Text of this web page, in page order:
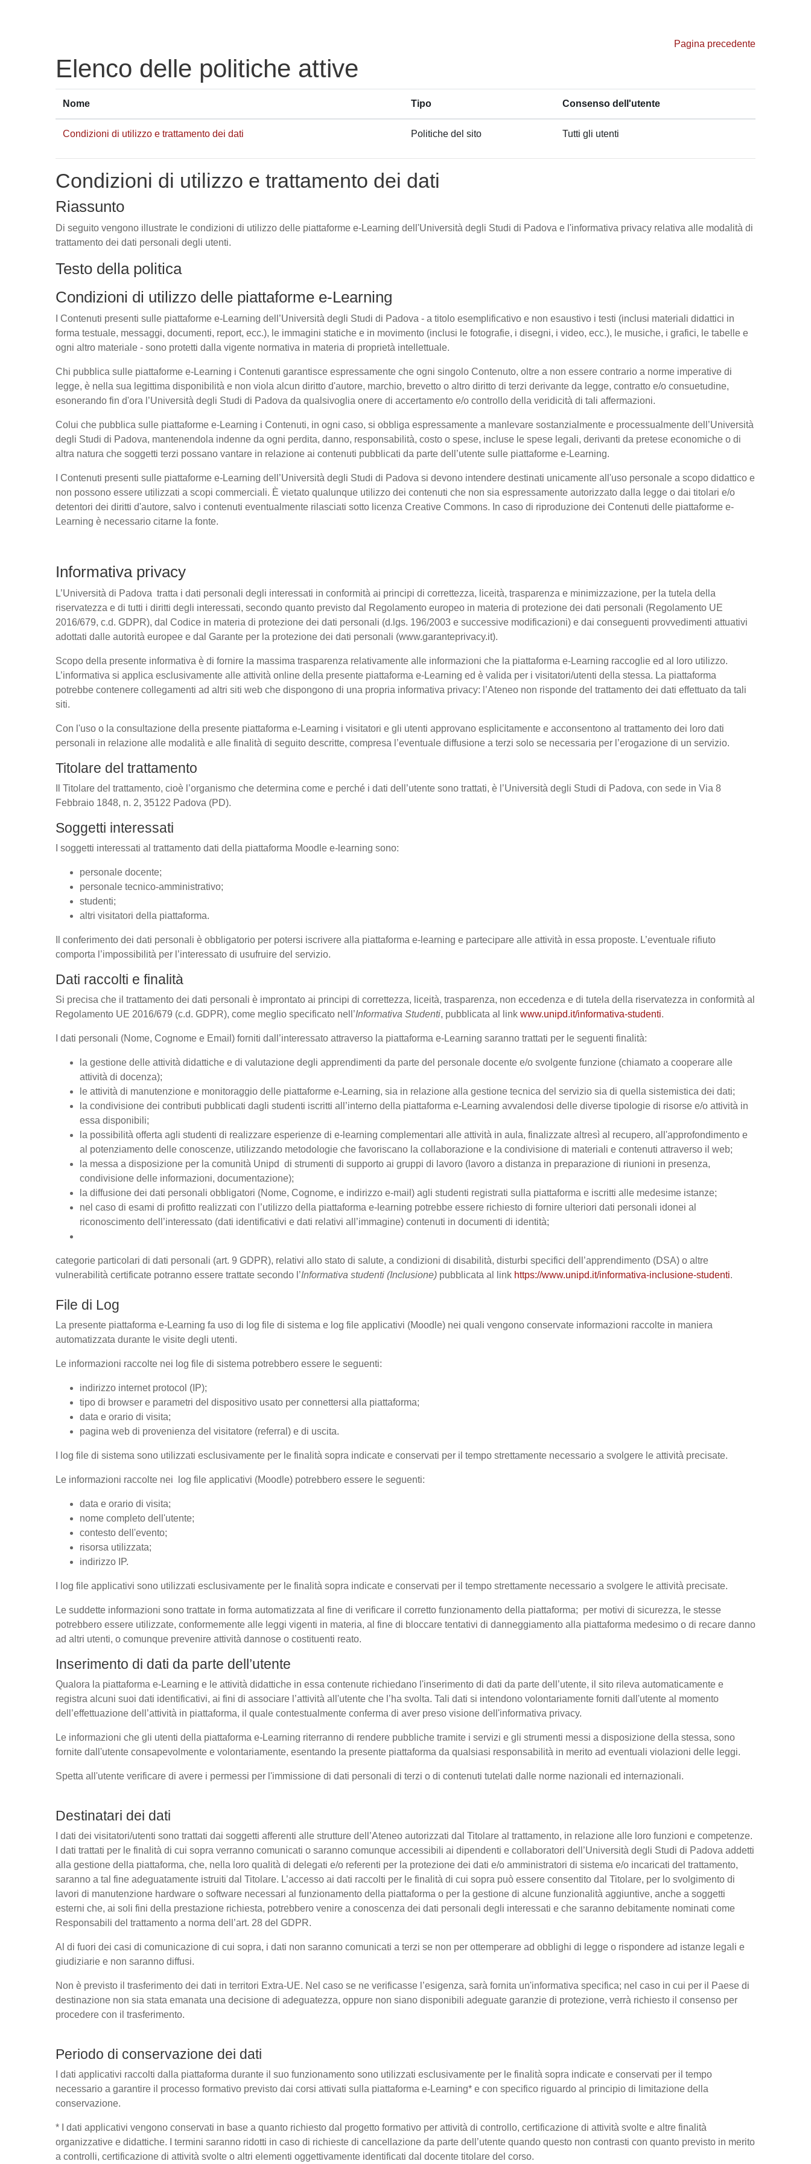
Pagina precedente
Elenco delle politiche attive
Nome Tipo Consenso dell'utente
Condizioni di utilizzo e trattamento dei dati Politiche del sito Tutti gli utenti
Condizioni di utilizzo e trattamento dei dati
Riassunto
Di seguito vengono illustrate le condizioni di utilizzo delle piattaforme e-Learning dell'Università degli Studi di Padova e l'informativa privacy relativa alle modalità di
trattamento dei dati personali degli utenti.
Testo della politica
Condizioni di utilizzo delle piattaforme e-Learning
I Contenuti presenti sulle piattaforme e-Learning dell’Università degli Studi di Padova - a titolo esemplificativo e non esaustivo i testi (inclusi materiali didattici in
forma testuale, messaggi, documenti, report, ecc.), le immagini statiche e in movimento (inclusi le fotografie, i disegni, i video, ecc.), le musiche, i grafici, le tabelle e
ogni altro materiale - sono protetti dalla vigente normativa in materia di proprietà intellettuale.
Chi pubblica sulle piattaforme e-Learning i Contenuti garantisce espressamente che ogni singolo Contenuto, oltre a non essere contrario a norme imperative di
legge, è nella sua legittima disponibilità e non viola alcun diritto d'autore, marchio, brevetto o altro diritto di terzi derivante da legge, contratto e/o consuetudine,
esonerando fin d'ora l’Università degli Studi di Padova da qualsivoglia onere di accertamento e/o controllo della veridicità di tali affermazioni.
Colui che pubblica sulle piattaforme e-Learning i Contenuti, in ogni caso, si obbliga espressamente a manlevare sostanzialmente e processualmente dell’Università
degli Studi di Padova, mantenendola indenne da ogni perdita, danno, responsabilità, costo o spese, incluse le spese legali, derivanti da pretese economiche o di
altra natura che soggetti terzi possano vantare in relazione ai contenuti pubblicati da parte dell’utente sulle piattaforme e-Learning.
I Contenuti presenti sulle piattaforme e-Learning dell’Università degli Studi di Padova si devono intendere destinati unicamente all'uso personale a scopo didattico e
non possono essere utilizzati a scopi commerciali. È vietato qualunque utilizzo dei contenuti che non sia espressamente autorizzato dalla legge o dai titolari e/o
detentori dei diritti d'autore, salvo i contenuti eventualmente rilasciati sotto licenza Creative Commons. In caso di riproduzione dei Contenuti delle piattaforme e-
Learning è necessario citarne la fonte.
Informativa privacy
L’Università di Padova tratta i dati personali degli interessati in conformità ai principi di correttezza, liceità, trasparenza e minimizzazione, per la tutela della
riservatezza e di tutti i diritti degli interessati, secondo quanto previsto dal Regolamento europeo in materia di protezione dei dati personali (Regolamento UE
2016/679, c.d. GDPR), dal Codice in materia di protezione dei dati personali (d.lgs. 196/2003 e successive modificazioni) e dai conseguenti provvedimenti attuativi
adottati dalle autorità europee e dal Garante per la protezione dei dati personali (www.garanteprivacy.it).
Scopo della presente informativa è di fornire la massima trasparenza relativamente alle informazioni che la piattaforma e-Learning raccoglie ed al loro utilizzo.
L’informativa si applica esclusivamente alle attività online della presente piattaforma e-Learning ed è valida per i visitatori/utenti della stessa. La piattaforma
potrebbe contenere collegamenti ad altri siti web che dispongono di una propria informativa privacy: l’Ateneo non risponde del trattamento dei dati effettuato da tali
siti.
Con l'uso o la consultazione della presente piattaforma e-Learning i visitatori e gli utenti approvano esplicitamente e acconsentono al trattamento dei loro dati
personali in relazione alle modalità e alle finalità di seguito descritte, compresa l’eventuale diffusione a terzi solo se necessaria per l’erogazione di un servizio.
Titolare del trattamento
Il Titolare del trattamento, cioè l’organismo che determina come e perché i dati dell’utente sono trattati, è l’Università degli Studi di Padova, con sede in Via 8
Febbraio 1848, n. 2, 35122 Padova (PD).
Soggetti interessati
I soggetti interessati al trattamento dati della piattaforma Moodle e-learning sono:
personale docente;
personale tecnico-amministrativo;
studenti;
altri visitatori della piattaforma.
Il conferimento dei dati personali è obbligatorio per potersi iscrivere alla piattaforma e-learning e partecipare alle attività in essa proposte. L’eventuale rifiuto
comporta l’impossibilità per l’interessato di usufruire del servizio.
Dati raccolti e finalità
Si precisa che il trattamento dei dati personali è improntato ai principi di correttezza, liceità, trasparenza, non eccedenza e di tutela della riservatezza in conformità al
Regolamento UE 2016/679 (c.d. GDPR), come meglio specificato nell’Informativa Studenti, pubblicata al link www.unipd.it/informativa-studenti.
I dati personali (Nome, Cognome e Email) forniti dall’interessato attraverso la piattaforma e-Learning saranno trattati per le seguenti finalità:
la gestione delle attività didattiche e di valutazione degli apprendimenti da parte del personale docente e/o svolgente funzione (chiamato a cooperare alle
attività di docenza);
le attività di manutenzione e monitoraggio delle piattaforme e-Learning, sia in relazione alla gestione tecnica del servizio sia di quella sistemistica dei dati;
la condivisione dei contributi pubblicati dagli studenti iscritti all’interno della piattaforma e-Learning avvalendosi delle diverse tipologie di risorse e/o attività in
essa disponibili;
la possibilità offerta agli studenti di realizzare esperienze di e-learning complementari alle attività in aula, finalizzate altresì al recupero, all'approfondimento e
al potenziamento delle conoscenze, utilizzando metodologie che favoriscano la collaborazione e la condivisione di materiali e contenuti attraverso il web;
la messa a disposizione per la comunità Unipd di strumenti di supporto ai gruppi di lavoro (lavoro a distanza in preparazione di riunioni in presenza,
condivisione delle informazioni, documentazione);
la diffusione dei dati personali obbligatori (Nome, Cognome, e indirizzo e-mail) agli studenti registrati sulla piattaforma e iscritti alle medesime istanze;
nel caso di esami di profitto realizzati con l’utilizzo della piattaforma e-learning potrebbe essere richiesto di fornire ulteriori dati personali idonei al
riconoscimento dell’interessato (dati identificativi e dati relativi all’immagine) contenuti in documenti di identità;
categorie particolari di dati personali (art. 9 GDPR), relativi allo stato di salute, a condizioni di disabilità, disturbi specifici dell’apprendimento (DSA) o altre
vulnerabilità certificate potranno essere trattate secondo l’Informativa studenti (Inclusione) pubblicata al link https://www.unipd.it/informativa-inclusione-studenti.
File di Log
La presente piattaforma e-Learning fa uso di log file di sistema e log file applicativi (Moodle) nei quali vengono conservate informazioni raccolte in maniera
automatizzata durante le visite degli utenti.
Le informazioni raccolte nei log file di sistema potrebbero essere le seguenti:
indirizzo internet protocol (IP);
tipo di browser e parametri del dispositivo usato per connettersi alla piattaforma;
data e orario di visita;
pagina web di provenienza del visitatore (referral) e di uscita.
I log file di sistema sono utilizzati esclusivamente per le finalità sopra indicate e conservati per il tempo strettamente necessario a svolgere le attività precisate.
Le informazioni raccolte nei log file applicativi (Moodle) potrebbero essere le seguenti:
data e orario di visita;
nome completo dell'utente;
contesto dell'evento;
risorsa utilizzata;
indirizzo IP.
I log file applicativi sono utilizzati esclusivamente per le finalità sopra indicate e conservati per il tempo strettamente necessario a svolgere le attività precisate.
Le suddette informazioni sono trattate in forma automatizzata al fine di verificare il corretto funzionamento della piattaforma; per motivi di sicurezza, le stesse
potrebbero essere utilizzate, conformemente alle leggi vigenti in materia, al fine di bloccare tentativi di danneggiamento alla piattaforma medesimo o di recare danno
ad altri utenti, o comunque prevenire attività dannose o costituenti reato.
Inserimento di dati da parte dell’utente
Qualora la piattaforma e-Learning e le attività didattiche in essa contenute richiedano l'inserimento di dati da parte dell’utente, il sito rileva automaticamente e
registra alcuni suoi dati identificativi, ai fini di associare l’attività all'utente che l’ha svolta. Tali dati si intendono volontariamente forniti dall'utente al momento
dell’effettuazione dell’attività in piattaforma, il quale contestualmente conferma di aver preso visione dell'informativa privacy.
Le informazioni che gli utenti della piattaforma e-Learning riterranno di rendere pubbliche tramite i servizi e gli strumenti messi a disposizione della stessa, sono
fornite dall'utente consapevolmente e volontariamente, esentando la presente piattaforma da qualsiasi responsabilità in merito ad eventuali violazioni delle leggi.
Spetta all'utente verificare di avere i permessi per l'immissione di dati personali di terzi o di contenuti tutelati dalle norme nazionali ed internazionali.
Destinatari dei dati
I dati dei visitatori/utenti sono trattati dai soggetti afferenti alle strutture dell’Ateneo autorizzati dal Titolare al trattamento, in relazione alle loro funzioni e competenze.
I dati trattati per le finalità di cui sopra verranno comunicati o saranno comunque accessibili ai dipendenti e collaboratori dell’Università degli Studi di Padova addetti
alla gestione della piattaforma, che, nella loro qualità di delegati e/o referenti per la protezione dei dati e/o amministratori di sistema e/o incaricati del trattamento,
saranno a tal fine adeguatamente istruiti dal Titolare. L’accesso ai dati raccolti per le finalità di cui sopra può essere consentito dal Titolare, per lo svolgimento di
lavori di manutenzione hardware o software necessari al funzionamento della piattaforma o per la gestione di alcune funzionalità aggiuntive, anche a soggetti
esterni che, ai soli fini della prestazione richiesta, potrebbero venire a conoscenza dei dati personali degli interessati e che saranno debitamente nominati come
Responsabili del trattamento a norma dell’art. 28 del GDPR.
Al di fuori dei casi di comunicazione di cui sopra, i dati non saranno comunicati a terzi se non per ottemperare ad obblighi di legge o rispondere ad istanze legali e
giudiziarie e non saranno diffusi.
Non è previsto il trasferimento dei dati in territori Extra-UE. Nel caso se ne verificasse l’esigenza, sarà fornita un'informativa specifica; nel caso in cui per il Paese di
destinazione non sia stata emanata una decisione di adeguatezza, oppure non siano disponibili adeguate garanzie di protezione, verrà richiesto il consenso per
procedere con il trasferimento.
Periodo di conservazione dei dati
I dati applicativi raccolti dalla piattaforma durante il suo funzionamento sono utilizzati esclusivamente per le finalità sopra indicate e conservati per il tempo
necessario a garantire il processo formativo previsto dai corsi attivati sulla piattaforma e-Learning* e con specifico riguardo al principio di limitazione della
conservazione.
* I dati applicativi vengono conservati in base a quanto richiesto dal progetto formativo per attività di controllo, certificazione di attività svolte e altre finalità
organizzative e didattiche. I termini saranno ridotti in caso di richieste di cancellazione da parte dell’utente quando questo non contrasti con quanto previsto in merito
a controlli, certificazione di attività svolte o altri elementi oggettivamente identificati dal docente titolare del corso.